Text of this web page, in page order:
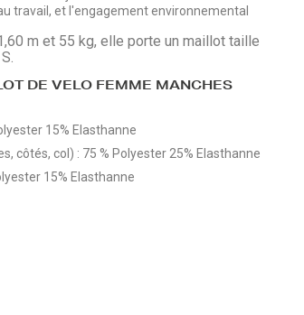
travail, et l'engagement environnemental
m et 55 kg, elle porte un maillot taille
DE VELO FEMME MANCHES
15% Elasthanne
côtés, col) : 75 % Polyester 25% Elasthanne
15% Elasthanne